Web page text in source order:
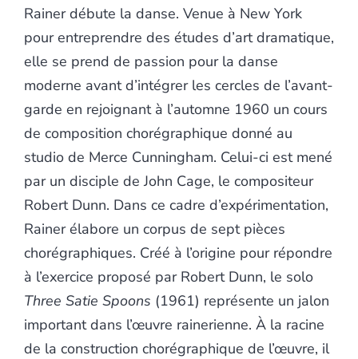
Rainer débute la danse. Venue à New York
pour entreprendre des études d’art dramatique,
elle se prend de passion pour la danse
moderne avant d’intégrer les cercles de l’avant-
garde en rejoignant à l’automne 1960 un cours
de composition chorégraphique donné au
studio de Merce Cunningham. Celui-ci est mené
par un disciple de John Cage, le compositeur
Robert Dunn. Dans ce cadre d’expérimentation,
Rainer élabore un corpus de sept pièces
chorégraphiques. Créé à l’origine pour répondre
à l’exercice proposé par Robert Dunn, le solo
Three Satie Spoons (1961) représente un jalon
important dans l’œuvre rainerienne. À la racine
de la construction chorégraphique de l’œuvre, il